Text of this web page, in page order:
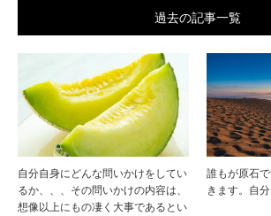
過去の記事一覧
自分自身にどんな問いかけをしてい
るか、、、その問いかけの内容は、
想像以上にもの凄く大事であるとい
誰もが原石
きます。自